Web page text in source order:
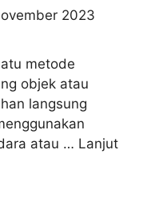
2023
metode
objek atau
langsung
atau … Lanjut